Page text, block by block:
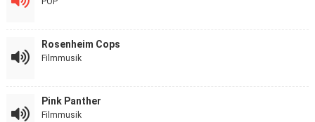
Rosenheim Cops
Filmmusik
Pink Panther
Filmmusik